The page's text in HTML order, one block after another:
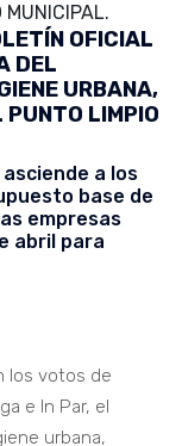
MUNICIPAL.
OFICIAL
DEL
URBANA,
PUNTO LIMPIO
a los
base de
empresas
abril para
los votos de
e In Par, el
urbana,